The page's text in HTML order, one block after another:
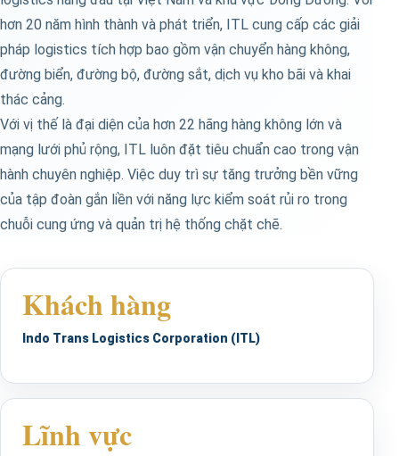
hơn 20 năm hình thành và phát triển, ITL cung cấp các giải
pháp logistics tích hợp bao gồm vận chuyển hàng không,
đường biển, đường bộ, đường sắt, dịch vụ kho bãi và khai
thác cảng.
Với vị thế là đại diện của hơn 22 hãng hàng không lớn và
mạng lưới phủ rộng, ITL luôn đặt tiêu chuẩn cao trong vận
hành chuyên nghiệp. Việc duy trì sự tăng trưởng bền vững
của tập đoàn gắn liền với năng lực kiểm soát rủi ro trong
chuỗi cung ứng và quản trị hệ thống chặt chẽ.
Khách hàng
Indo Trans Logistics Corporation (ITL)
Lĩnh vực